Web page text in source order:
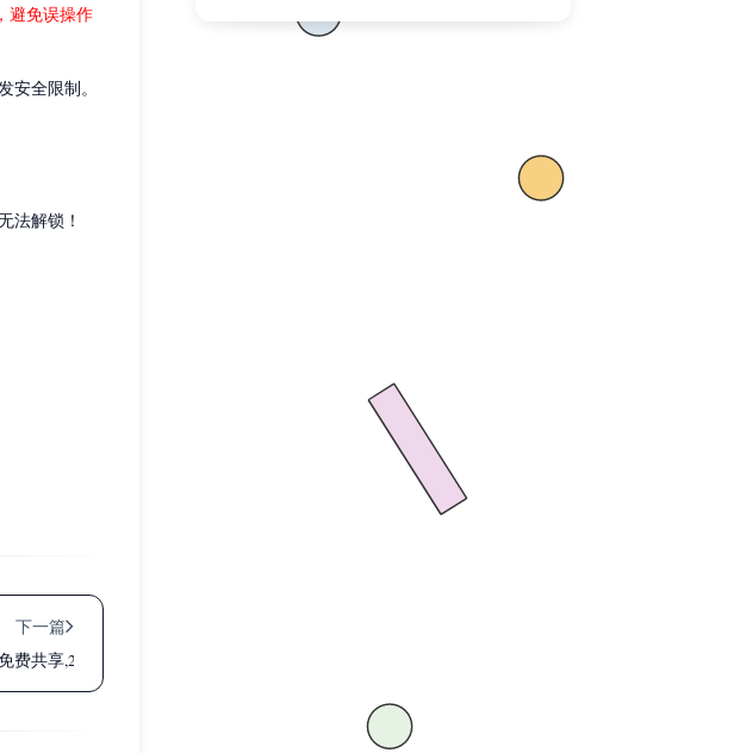
避免误操作
全限制。
法解锁！
下一篇
费共享,2025年最新苹果国内账号密码大全